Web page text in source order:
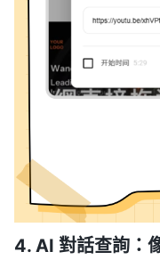
4. AI 對話查詢：